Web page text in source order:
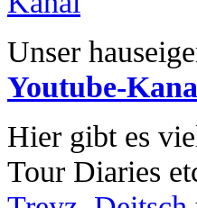
Unser
Youtube-
Hier gibt es
Tour Diaries